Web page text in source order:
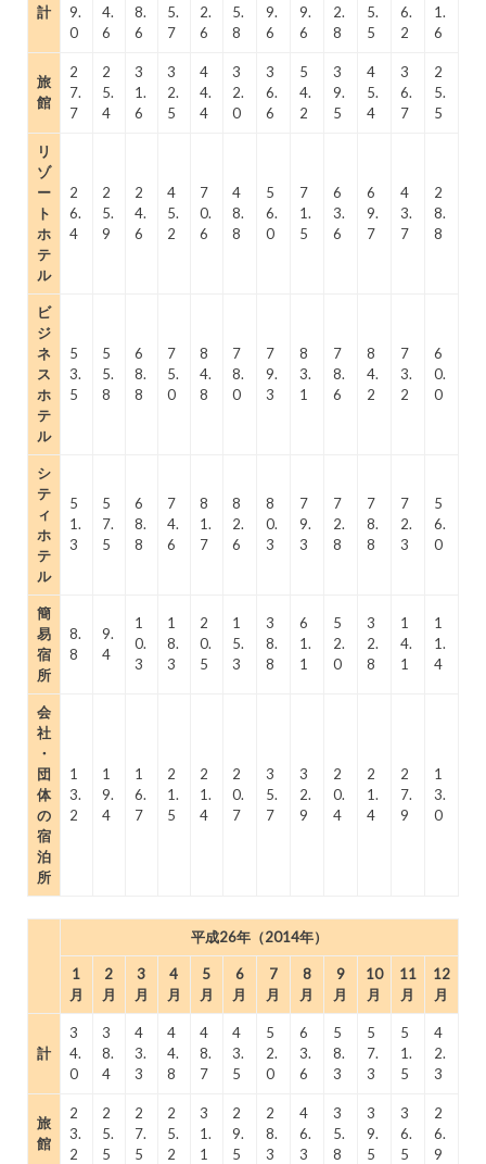
計
9.
0
4.
6
8.
6
5.
7
2.
6
5.
8
9.
6
9.
6
2.
8
5.
5
6.
2
1.
6
旅
館
2
7.
7
2
5.
4
3
1.
6
3
2.
5
4
4.
4
3
2.
0
3
6.
6
5
4.
2
3
9.
5
4
5.
4
3
6.
7
2
5.
5
リ
ゾ
ー
ト
ホ
テ
ル
2
6.
4
2
5.
9
2
4.
6
4
5.
2
7
0.
6
4
8.
8
5
6.
0
7
1.
5
6
3.
6
6
9.
7
4
3.
7
2
8.
8
ビ
ジ
ネ
ス
ホ
テ
ル
5
3.
5
5
5.
8
6
8.
8
7
5.
0
8
4.
8
7
8.
0
7
9.
3
8
3.
1
7
8.
6
8
4.
2
7
3.
2
6
0.
0
シ
テ
ィ
ホ
テ
ル
5
1.
3
5
7.
5
6
8.
8
7
4.
6
8
1.
7
8
2.
6
8
0.
3
7
9.
3
7
2.
8
7
8.
8
7
2.
3
5
6.
0
簡
易
宿
所
8.
8
9.
4
1
0.
3
1
8.
3
2
0.
5
1
5.
3
3
8.
8
6
1.
1
5
2.
0
3
2.
8
1
4.
1
1
1.
4
会
社
・
団
体
の
宿
泊
所
1
3.
2
1
9.
4
1
6.
7
2
1.
5
2
1.
4
2
0.
7
3
5.
7
3
2.
9
2
0.
4
2
1.
4
2
7.
9
1
3.
0
平成26年（2014年）
1
月
2
月
3
月
4
月
5
月
6
月
7
月
8
月
9
月
10
月
11
月
12
月
計
3
4.
0
3
8.
4
4
3.
3
4
4.
8
4
8.
7
4
3.
5
5
2.
0
6
3.
6
5
8.
3
5
7.
3
5
1.
5
4
2.
3
旅
館
2
3.
2
2
5.
5
2
7.
5
2
5.
2
3
1.
1
2
9.
5
2
8.
3
4
6.
3
3
5.
8
3
9.
5
3
6.
5
2
6.
9